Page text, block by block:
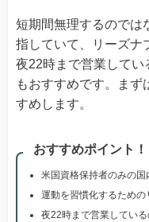
短期間無理するのでは
指していて、リーズナ
夜22時まで営業してい
もおすすめです。まず
すめします。
おすすめポイント！
米国資格保持者のみの
運動を習慣化するため
夜22時まで営業してい